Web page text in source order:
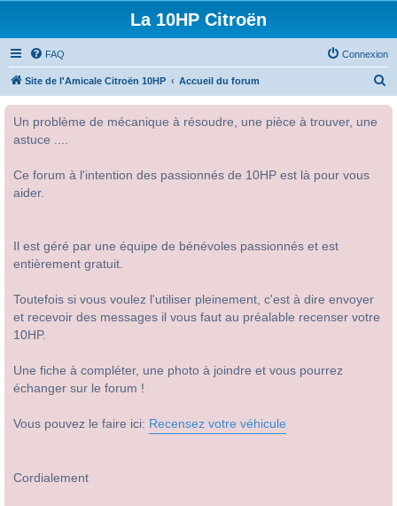
La 10HP Citroën
FAQ Connexion
Site de l'Amicale Citroën 10HP Accueil du forum
Un problème de mécanique à résoudre, une pièce à trouver, une
astuce ....
Ce forum à l'intention des passionnés de 10HP est là pour vous
aider.
Il est géré par une équipe de bénévoles passionnés et est
entièrement gratuit.
Toutefois si vous voulez l'utiliser pleinement, c'est à dire envoyer
et recevoir des messages il vous faut au préalable recenser votre
10HP.
Une fiche à compléter, une photo à joindre et vous pourrez
échanger sur le forum !
Vous pouvez le faire ici: Recensez votre véhicule
Cordialement